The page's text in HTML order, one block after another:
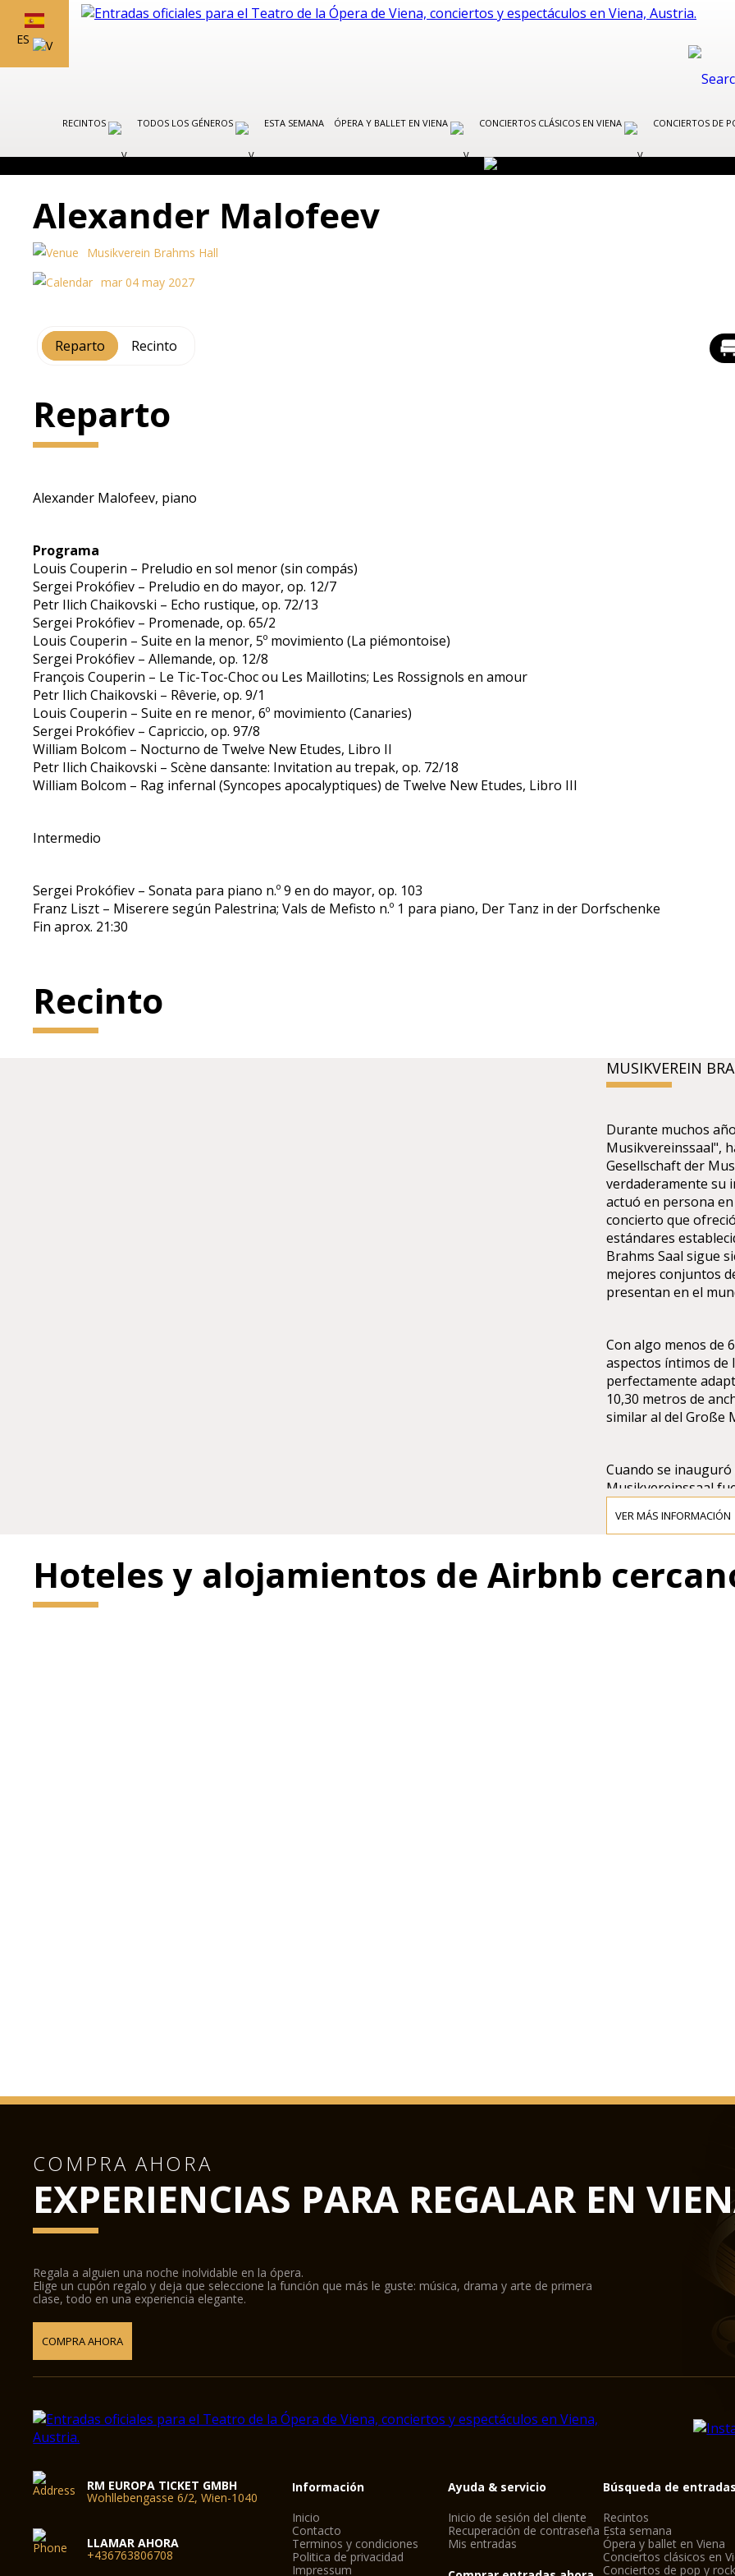
ES
RECINTOS TODOS LOS GÉNEROS ESTA SEMANA ÓPERA Y BALLET EN VIENA CONCIERTOS CLÁSICOS EN VIENA CONCIERTOS DE
Alexander Malofeev
Musikverein Brahms Hall
mar 04 may 2027
Reparto Recinto
Reparto
Alexander Malofeev, piano
Programa
Louis Couperin – Preludio en sol menor (sin compás)
Sergei Prokófiev – Preludio en do mayor, op. 12/7
Petr Ilich Chaikovski – Echo rustique, op. 72/13
Sergei Prokófiev – Promenade, op. 65/2
Louis Couperin – Suite en la menor, 5º movimiento (La piémontoise)
Sergei Prokófiev – Allemande, op. 12/8
François Couperin – Le Tic-Toc-Choc ou Les Maillotins; Les Rossignols en amour
Petr Ilich Chaikovski – Rêverie, op. 9/1
Louis Couperin – Suite en re menor, 6º movimiento (Canaries)
Sergei Prokófiev – Capriccio, op. 97/8
William Bolcom – Nocturno de Twelve New Etudes, Libro II
Petr Ilich Chaikovski – Scène dansante: Invitation au trepak, op. 72/18
William Bolcom – Rag infernal (Syncopes apocalyptiques) de Twelve New Etudes, Libro III
Intermedio
Sergei Prokófiev – Sonata para piano n.º 9 en do mayor, op. 103
Franz Liszt – Miserere según Palestrina; Vals de Mefisto n.º 1 para piano, Der Tanz in der Dorfschenke
Fin aprox. 21:30
Recinto
MUSIKVEREIN
Durante muchos
Musikvereinssaal",
Gesellschaft der
verdaderamente su
actuó en persona
concierto que
estándares
Brahms Saal sigue
mejores conjuntos
presentan en el
Con algo menos de
aspectos íntimos de
perfectamente
10,30 metros de
similar al del Große
Cuando se inauguró
Musikvereinssaal
Incluso se sugirió
Große
arquitectónica del
VER MÁS INFORMACIÓN
Hoteles y alojamientos de Airbnb
COMPRA AHORA
EXPERIENCIAS PARA REGALAR EN
Regala a alguien una noche inolvidable en la ópera.
Elige un cupón regalo y deja que seleccione la función que más le guste: música, drama y arte de primera
clase, todo en una experiencia elegante.
COMPRA AHORA
RM EUROPA TICKET GMBH
Wohllebengasse 6/2, Wien-1040
LLAMAR AHORA
+436763806708
Información
Inicio
Contacto
Terminos y condiciones
Politica de privacidad
Impressum
Ayuda & servicio
Inicio de sesión del cliente
Recuperación de contraseña
Mis entradas
Búsqueda de entradas
Recintos
Esta semana
Ópera y ballet en Viena
Conciertos clásicos en
Conciertos de pop y